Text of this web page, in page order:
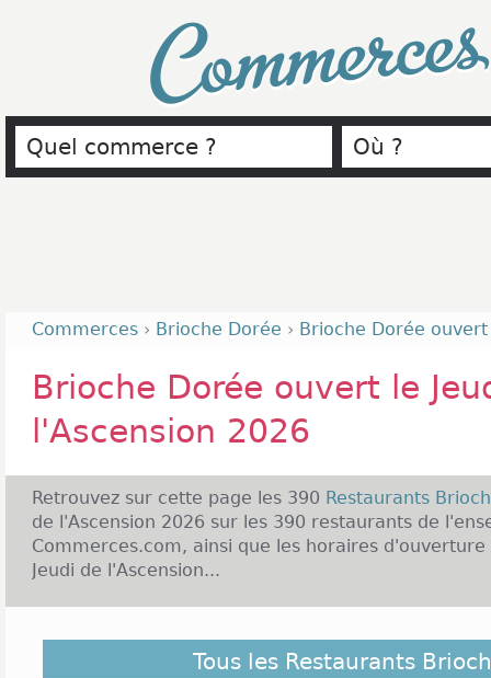
Commerces › Brioche Dorée › Brioche Dorée
Brioche Dorée ouvert le
l'Ascension 2026
Retrouvez sur cette page les 390 Restaurants
de l'Ascension 2026 sur les 390 restaurants de
Commerces.com, ainsi que les horaires
Jeudi de l'Ascension...
le Jeudi de l'Ascension 2026 ne soient pas
suivant pour retrouver l'ensemble des restaurants
Tous les Restaurants